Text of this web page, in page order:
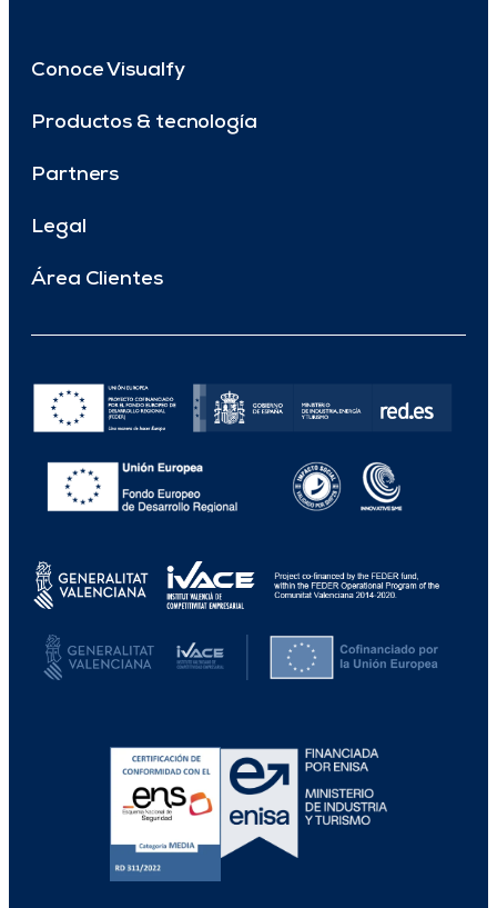
Conoce Visualfy
Productos & tecnología
Partners
Legal
Área Clientes